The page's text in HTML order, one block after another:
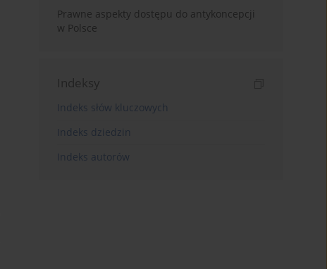
Prawne aspekty dostępu do antykoncepcji
w Polsce
Indeksy
Indeks słów kluczowych
Indeks dziedzin
Indeks autorów